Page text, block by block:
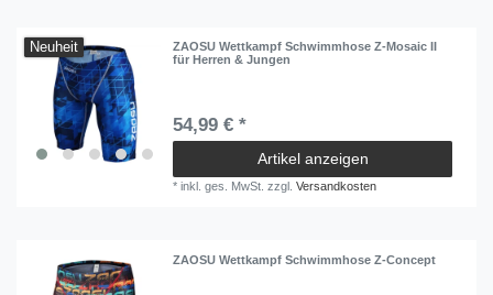
Neuheit
ZAOSU Wettkampf Schwimmhose Z-Mosaic II
für Herren & Jungen
54,99 € *
Artikel anzeigen
*inkl. ges. MwSt. zzgl.Versandkosten
ZAOSU Wettkampf Schwimmhose Z-Concept